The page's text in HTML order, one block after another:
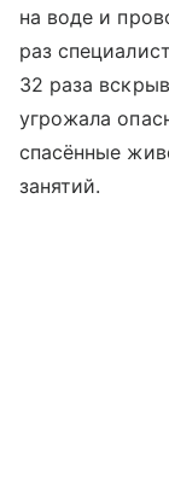
на воде и
раз
32 раза
угрожала
спасённые
занятий.